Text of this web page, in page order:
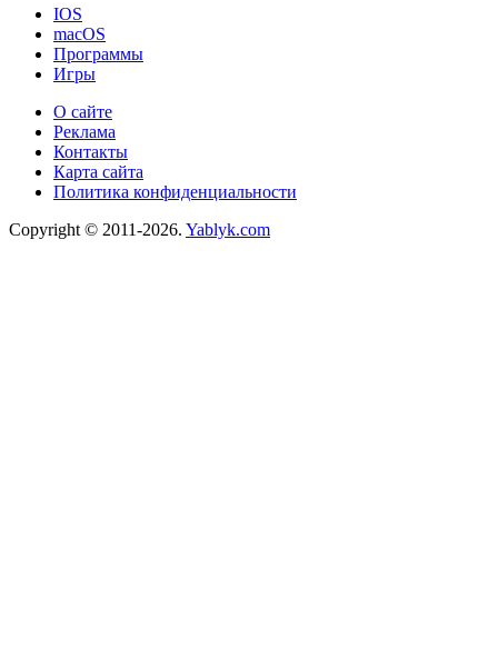
IOS
macOS
Программы
Игры
О сайте
Реклама
Контакты
Карта сайта
Политика конфиденциальности
Copyright © 2011-2026. Yablyk.сom